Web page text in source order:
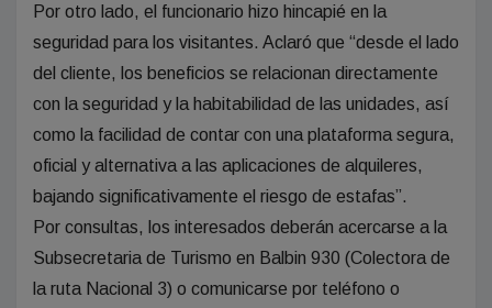
Por otro lado, el funcionario hizo hincapié en la
seguridad para los visitantes. Aclaró que “desde el lado
del cliente, los beneficios se relacionan directamente
con la seguridad y la habitabilidad de las unidades, así
como la facilidad de contar con una plataforma segura,
oficial y alternativa a las aplicaciones de alquileres,
bajando significativamente el riesgo de estafas”.
Por consultas, los interesados deberán acercarse a la
Subsecretaria de Turismo en Balbin 930 (Colectora de
la ruta Nacional 3) o comunicarse por teléfono o